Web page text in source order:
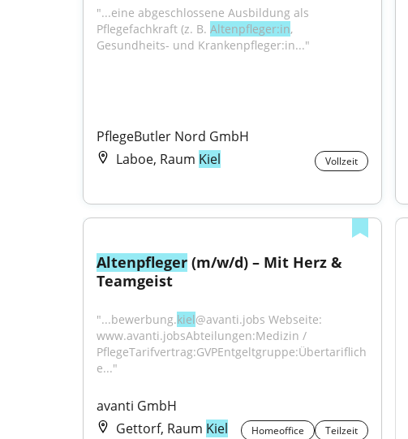
"...eine abgeschlossene Ausbildung als
Pflegefachkraft (z. B. Altenpfleger:in,
Gesundheits- und Krankenpfleger:in..."
PflegeButler Nord GmbH
Laboe, Raum Kiel Vollzeit
Altenpfleger (m/w/d) – Mit Herz &
Teamgeist
"...bewerbung.kiel@avanti.jobs Webseite:
www.avanti.jobsAbteilungen:Medizin /
PflegeTarifvertrag:GVPEntgeltgruppe:Übertariflich
e..."
avanti GmbH
Gettorf, Raum Kiel Homeoffice Teilzeit